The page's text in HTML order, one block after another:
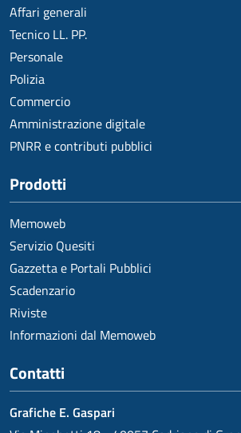
Affari generali
Tecnico LL. PP.
Personale
Polizia
Commercio
Amministrazione digitale
PNRR e contributi pubblici
Prodotti
Memoweb
Servizio Quesiti
Gazzetta e Portali Pubblici
Scadenzario
Riviste
Informazioni dal Memoweb
Contatti
Grafiche E. Gaspari